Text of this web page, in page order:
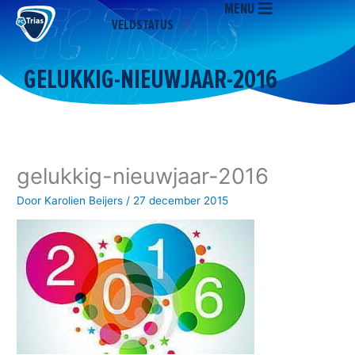
naar
inhoud
VELDSTATUS
MENU
GELUKKIG-NIEUWJAAR-2016
gelukkig-nieuwjaar-2016
Door Karolien Beijers / 27 december 2015